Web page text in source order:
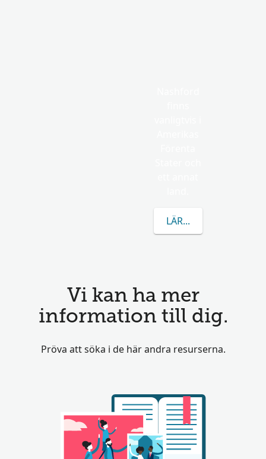
LÄR DIG MER OM
Vi kan ha mer
information till dig.
Pröva att söka i de här andra resurserna.